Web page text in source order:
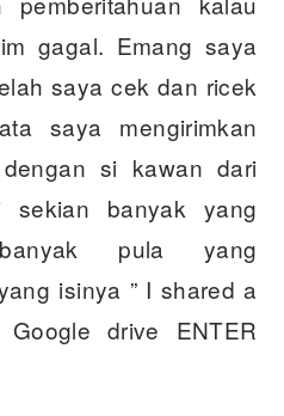
gagal. Emang saya
saya cek dan ricek
saya mengirimkan
si kawan dari
sekian banyak yang
pula yang
isinya ” I shared a
drive ENTER